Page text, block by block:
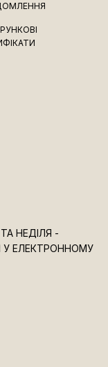
НЕДІЛЯ -
У ЕЛЕКТРОННОМУ